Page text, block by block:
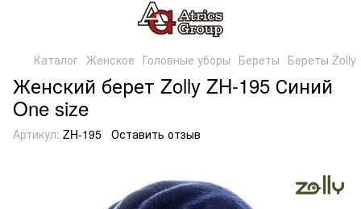
Каталог Женское Головные уборы Береты Береты Zolly
Женский берет Zolly ZH-195 Синий
One size
Артикул: ZH-195 Оставить отзыв